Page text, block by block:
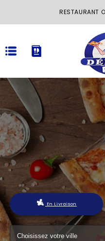
RESTAURANT
ACCUEIL
LA CARTE
VOTRE COMPTE
NOTRE RESTAURANT
VOS AVIS
MENTIONS LÉGALES
C.G.V
En Livraison